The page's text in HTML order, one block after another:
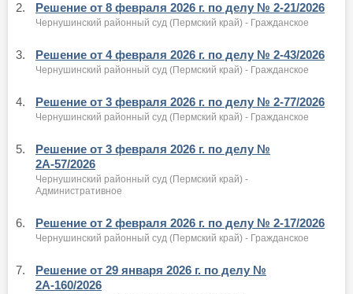
2. Решение от 8 февраля 2026 г. по делу № 2-21/2026
Чернушинский районный суд (Пермский край) - Гражданское
3. Решение от 4 февраля 2026 г. по делу № 2-43/2026
Чернушинский районный суд (Пермский край) - Гражданское
4. Решение от 3 февраля 2026 г. по делу № 2-77/2026
Чернушинский районный суд (Пермский край) - Гражданское
5.
Решение от 3 февраля 2026 г. по делу №
2А-57/2026
Чернушинский районный суд (Пермский край) -
Административное
6. Решение от 2 февраля 2026 г. по делу № 2-17/2026
Чернушинский районный суд (Пермский край) - Гражданское
7.
Решение от 29 января 2026 г. по делу №
2А-160/2026